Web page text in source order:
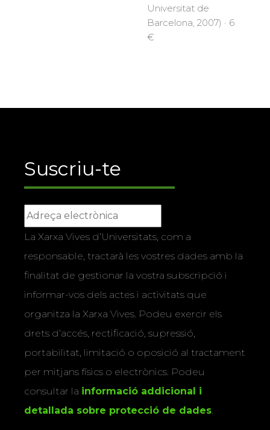
Universitat de
Barcelona, 2007) · 6
€
Suscriu-te
La Xarxa Vives d’Universitats, com a
responsable, tractarà les vostres dades amb la
finalitat de gestionar la vostra subscripció i
informar-vos dels actes i activitats que
organitza la Xarxa Vives. Podeu exercir els
drets d’accés, rectificació, supressió,
portabilitat, limitació o oposició al tractament
per mitjans físics o electrònics. Podeu
consultar la informació addicional i
detallada sobre protecció de dades.